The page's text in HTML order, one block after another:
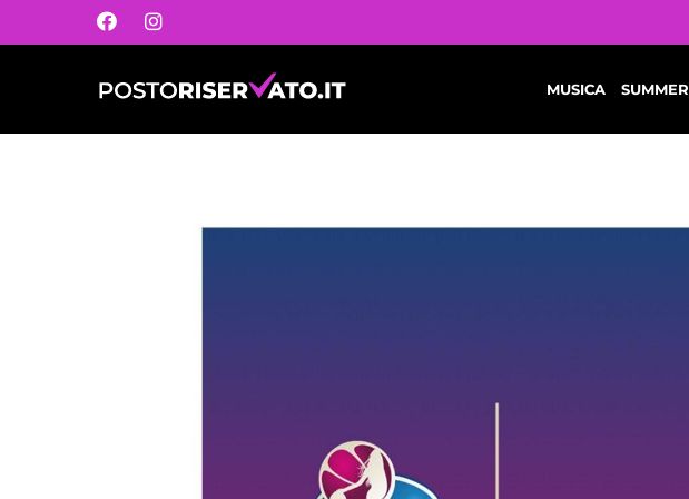
Postoriservato.it
MUSICA SUMMER